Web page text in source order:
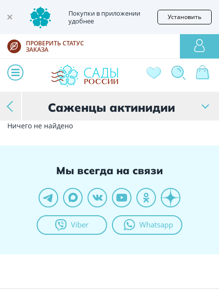
Покупки в приложении
удобнее
Установить
ПРОВЕРИТЬ СТАТУС
ЗАКАЗА
Саженцы актинидии
Ничего не найдено
Мы всегда на связи
Viber Whatsapp